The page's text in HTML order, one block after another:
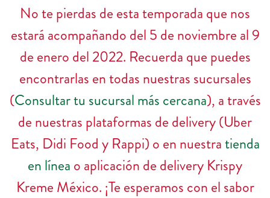
No te pierdas de esta temporada que nos
estará acompañando del 5 de noviembre al 9
de enero del 2022. Recuerda que puedes
encontrarlas en todas nuestras sucursales
(Consultar tu sucursal más cercana), a través
de nuestras plataformas de delivery (Uber
Eats, Didi Food y Rappi) o en nuestratienda
en línea o aplicación de delivery Krispy
Kreme México. ¡Te esperamos con el sabor